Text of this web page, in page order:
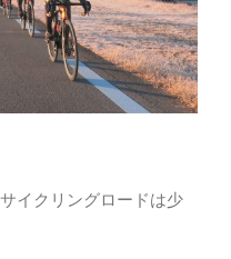
イクリングロードは少